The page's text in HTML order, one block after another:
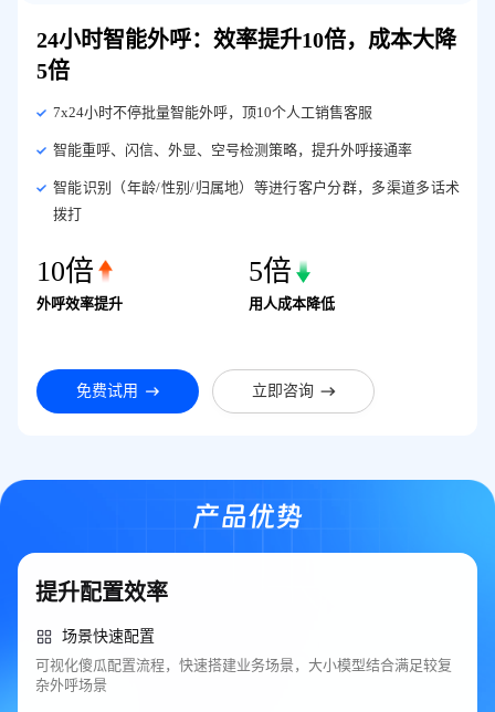
24小时智能外呼：效率提升10倍，成本大降
5倍
7x24小时不停批量智能外呼，顶10个人工销售客服
智能重呼、闪信、外显、空号检测策略，提升外呼接通率
智能识别（年龄/性别/归属地）等进行客户分群，多渠道多话术
拨打
10倍
外呼效率提升
5倍
用人成本降低
免费试用 立即咨询
产品优势
提升配置效率
场景快速配置
可视化傻瓜配置流程，快速搭建业务场景，大小模型结合满足较复
杂外呼场景